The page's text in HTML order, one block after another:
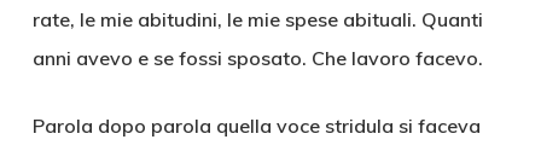
rate, le mie abitudini, le mie spese abituali. Quanti
anni avevo e se fossi sposato. Che lavoro facevo.
Parola dopo parola quella voce stridula si faceva